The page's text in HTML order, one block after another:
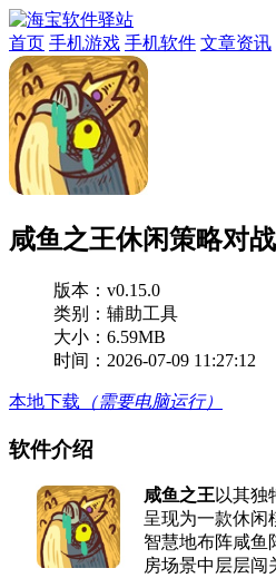
首页 手机游戏 手机软件 文章资讯
咸鱼之王休闲策略对战
版本： v0.15.0
类别：辅助工具
大小：6.59MB
时间：2026-07-09 11:27:12
本地下载 （需要电脑运行）
软件介绍
咸鱼之王以其独
呈现为一款休闲
智慧地布阵咸鱼
房场景中层层闯